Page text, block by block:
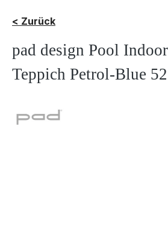
< Zurück
pad design Pool
Teppich Petrol-Blue